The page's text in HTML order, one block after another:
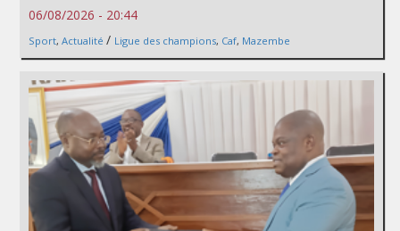
06/08/2026 - 20:44
Sport, Actualité / Ligue des champions, Caf, Mazembe